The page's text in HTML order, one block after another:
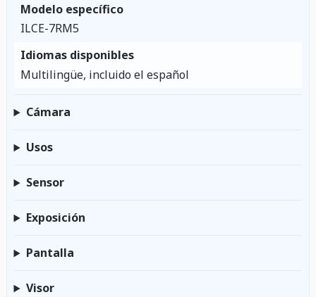
Modelo específico
ILCE-7RM5
Idiomas disponibles
Multilingüe, incluido el español
Cámara
Usos
Sensor
Exposición
Pantalla
Visor